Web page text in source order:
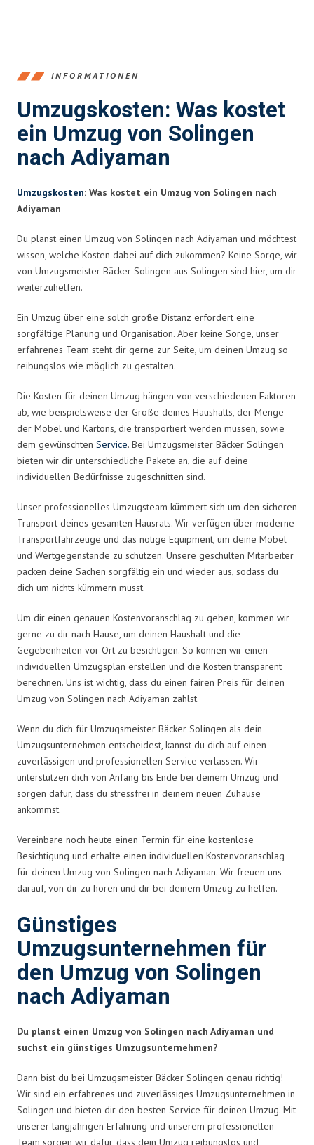
INFORMATIONEN
Umzugskosten: Was kostet
ein Umzug von Solingen
nach Adiyaman
Umzugskosten: Was kostet ein Umzug von Solingen nach
Adiyaman
Du planst einen Umzug von Solingen nach Adiyaman und möchtest
wissen, welche Kosten dabei auf dich zukommen? Keine Sorge, wir
von Umzugsmeister Bäcker Solingen aus Solingen sind hier, um dir
weiterzuhelfen.
Ein Umzug über eine solch große Distanz erfordert eine
sorgfältige Planung und Organisation. Aber keine Sorge, unser
erfahrenes Team steht dir gerne zur Seite, um deinen Umzug so
reibungslos wie möglich zu gestalten.
Die Kosten für deinen Umzug hängen von verschiedenen Faktoren
ab, wie beispielsweise der Größe deines Haushalts, der Menge
der Möbel und Kartons, die transportiert werden müssen, sowie
dem gewünschten Service. Bei Umzugsmeister Bäcker Solingen
bieten wir dir unterschiedliche Pakete an, die auf deine
individuellen Bedürfnisse zugeschnitten sind.
Unser professionelles Umzugsteam kümmert sich um den sicheren
Transport deines gesamten Hausrats. Wir verfügen über moderne
Transportfahrzeuge und das nötige Equipment, um deine Möbel
und Wertgegenstände zu schützen. Unsere geschulten Mitarbeiter
packen deine Sachen sorgfältig ein und wieder aus, sodass du
dich um nichts kümmern musst.
Um dir einen genauen Kostenvoranschlag zu geben, kommen wir
gerne zu dir nach Hause, um deinen Haushalt und die
Gegebenheiten vor Ort zu besichtigen. So können wir einen
individuellen Umzugsplan erstellen und die Kosten transparent
berechnen. Uns ist wichtig, dass du einen fairen Preis für deinen
Umzug von Solingen nach Adiyaman zahlst.
Wenn du dich für Umzugsmeister Bäcker Solingen als dein
Umzugsunternehmen entscheidest, kannst du dich auf einen
zuverlässigen und professionellen Service verlassen. Wir
unterstützen dich von Anfang bis Ende bei deinem Umzug und
sorgen dafür, dass du stressfrei in deinem neuen Zuhause
ankommst.
Vereinbare noch heute einen Termin für eine kostenlose
Besichtigung und erhalte einen individuellen Kostenvoranschlag
für deinen Umzug von Solingen nach Adiyaman. Wir freuen uns
darauf, von dir zu hören und dir bei deinem Umzug zu helfen.
Günstiges
Umzugsunternehmen für
den Umzug von Solingen
nach Adiyaman
Du planst einen Umzug von Solingen nach Adiyaman und
suchst ein günstiges Umzugsunternehmen?
Dann bist du bei Umzugsmeister Bäcker Solingen genau richtig!
Wir sind ein erfahrenes und zuverlässiges Umzugsunternehmen in
Solingen und bieten dir den besten Service für deinen Umzug. Mit
unserer langjährigen Erfahrung und unserem professionellen
Team sorgen wir dafür, dass dein Umzug reibungslos und